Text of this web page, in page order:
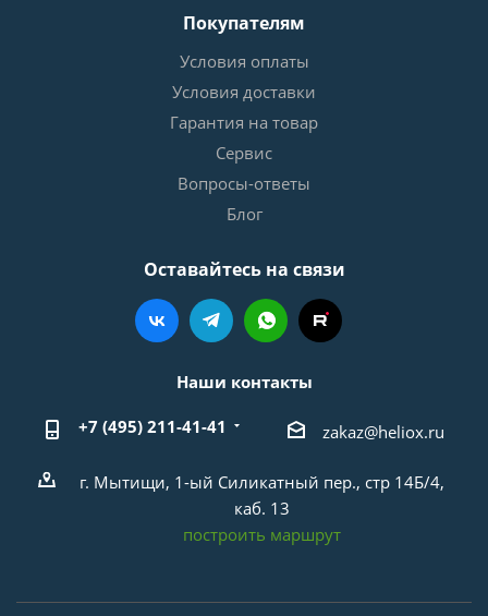
Покупателям
Условия оплаты
Условия доставки
Гарантия на товар
Сервис
Вопросы-ответы
Блог
Оставайтесь на связи
Наши контакты
+7 (495) 211-41-41 zakaz@heliox.ru
г. Мытищи, 1-ый Силикатный пер., стр 14Б/4,
каб. 13
построить маршрут